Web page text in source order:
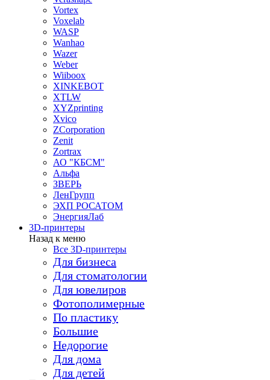
Vortex
Voxelab
WASP
Wanhao
Wazer
Weber
Wiiboox
XINKEBOT
XTLW
XYZprinting
Xvico
ZCorporation
Zenit
Zortrax
АО "КБСМ"
Альфа
ЗВЕРЬ
ЛенГрупп
ЭХП РОСАТОМ
ЭнергияЛаб
3D-принтеры
Назад к меню
Все 3D-принтеры
Для бизнеса
Для стоматологии
Для ювелиров
Фотополимерные
По пластику
Большие
Недорогие
Для дома
Для детей